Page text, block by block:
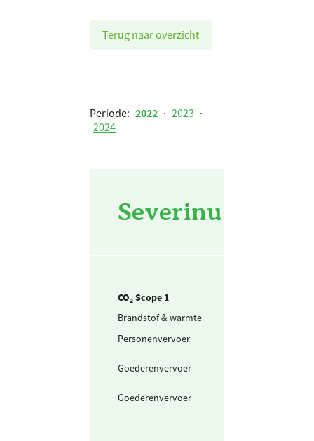
Terug naar overzicht
Periode: 2022 · 2023 ·
2024
Severinus - 2022
CO₂ Scope 1
Brandstof & warmte
Personenvervoer
Goederenvervoer
Goederenvervoer